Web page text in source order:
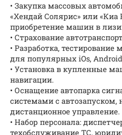
• Закупка массовых
«Хендай Солярис» или «Киа
приобретение машин в
• Страхование
• Разработка,
для популярных iOs,
• Установка в купленные
навигации.
• Оснащение автопарка
системами с автозапуском,
дистанционное управление.
• Набор персонала:
техобслуживание ТС,